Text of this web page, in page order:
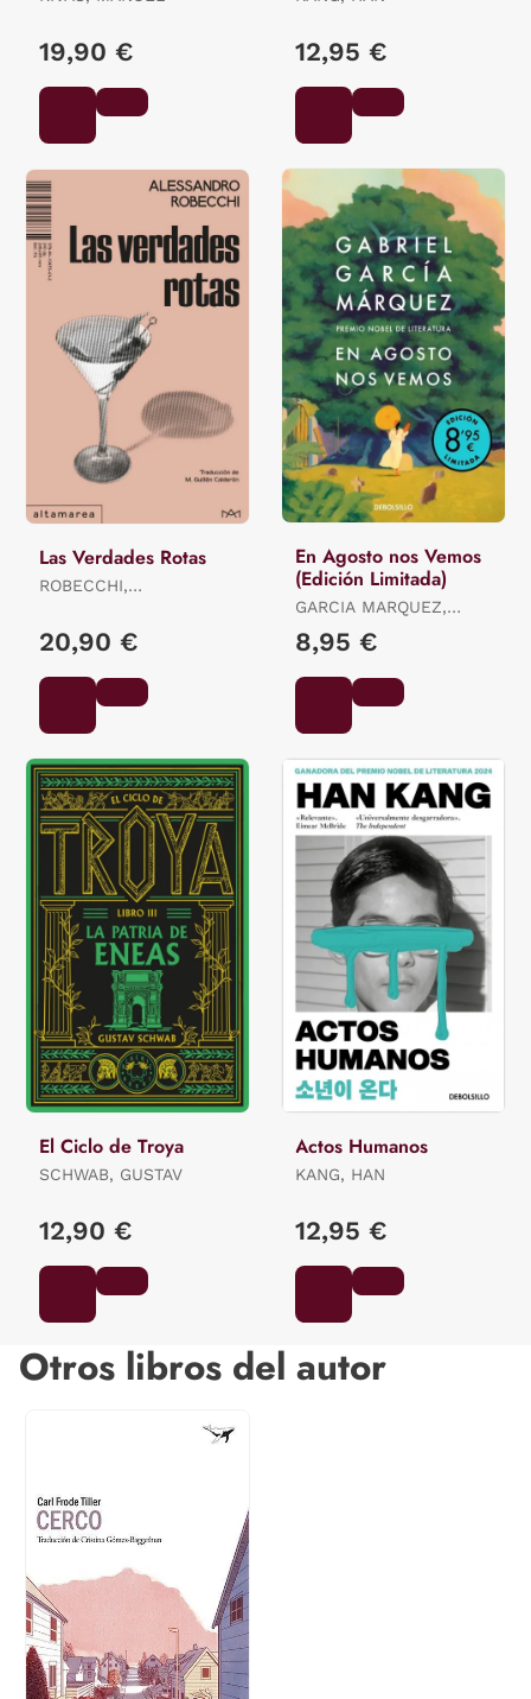
19,90 € 12,95 €
Las Verdades Rotas
ROBECCHI,
20,90 €
En Agosto nos Vemos
(Edición Limitada)
GARCIA MARQUEZ,
8,95 €
El Ciclo de Troya
SCHWAB, GUSTAV
12,90 €
Actos Humanos
KANG, HAN
12,95 €
Otros libros del autor